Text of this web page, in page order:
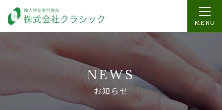
MENU
NEWS
お知らせ